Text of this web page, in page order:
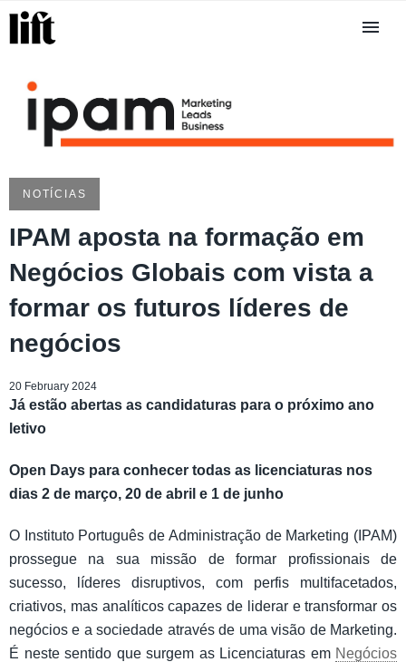
NOTÍCIAS
IPAM aposta na formação em
Negócios Globais com vista a
formar os futuros líderes de
negócios
20 February 2024
Já estão abertas as candidaturas para o próximo ano
letivo
Open Days para conhecer todas as licenciaturas nos
dias 2 de março, 20 de abril e 1 de junho
O Instituto Português de Administração de Marketing (IPAM)
prossegue na sua missão de formar profissionais de
sucesso, líderes disruptivos, com perfis multifacetados,
criativos, mas analíticos capazes de liderar e transformar os
negócios e a sociedade através de uma visão de Marketing.
É neste sentido que surgem as Licenciaturas em Negócios